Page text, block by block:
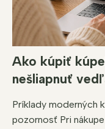
Ako kúpiť
nešliapnuť
Príklady moderných
pozornosť Pri